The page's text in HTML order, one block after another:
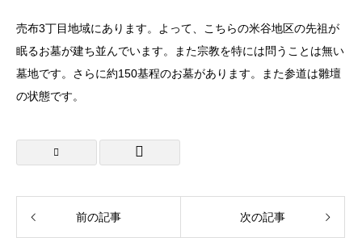
売布3丁目地域にあります。よって、こちらの米谷地区の先祖が
眠るお墓が建ち並んでいます。また宗教を特には問うことは無い
墓地です。さらに約150基程のお墓があります。また参道は雛壇
の状態です。
前の記事 次の記事